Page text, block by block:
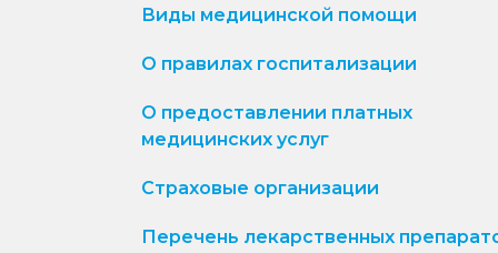
Виды медицинской помощи
О правилах госпитализации
О предоставлении платных
медицинских услуг
Страховые организации
Перечень лекарственных